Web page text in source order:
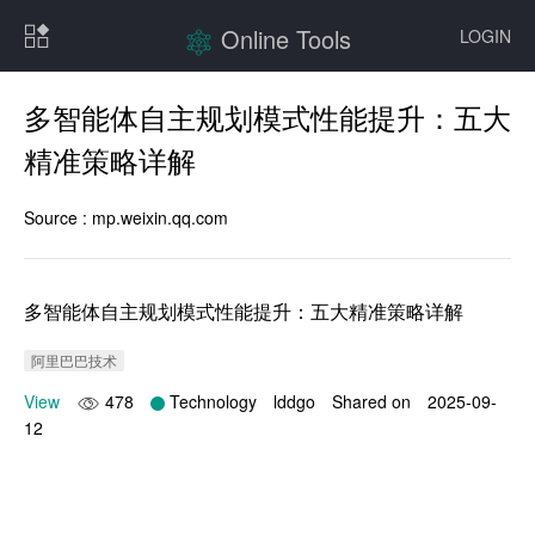
LOGIN
Online Tools
多智能体自主规划模式性能提升：五大
精准策略详解
Source : mp.weixin.qq.com
多智能体自主规划模式性能提升：五大精准策略详解
阿里巴巴技术
View 478 Technology lddgo Shared on
2025-09-
12